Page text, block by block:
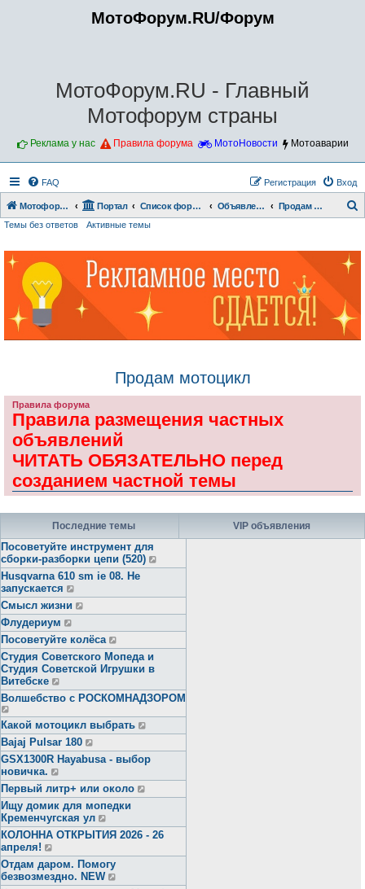
МотоФорум.RU/Форум
МотоФорум.RU - Главный
Мотофорум страны
Реклама у нас Правила форума МотоНовости Мотоаварии
FAQ Вход
Регистрация
Мотофорум.RU Портал Список форумов Объявления. Продам мотоцикл
Темы без ответов Активные темы
Продам мотоцикл
Правила форума
Правила размещения частных
объявлений
ЧИТАТЬ ОБЯЗАТЕЛЬНО перед
созданием частной темы
Последние темы
Посоветуйте инструмент для
сборки-разборки цепи (520)
Husqvarna 610 sm ie 08. Не
запускается
Смысл жизни
Флудериум
Посоветуйте колёса
Студия Советского Мопеда и
Студия Советской Игрушки в
Витебске
Волшебство с РОСКОМНАДЗОРОМ
Какой мотоцикл выбрать
Bajaj Pulsar 180
GSX1300R Hayabusa - выбор
новичка.
Первый литр+ или около
Ищу домик для мопедки
Кременчугская ул
КОЛОННА ОТКРЫТИЯ 2026 - 26
апреля!
Отдам даром. Помогу
безвозмездно. NEW
VIP объявления